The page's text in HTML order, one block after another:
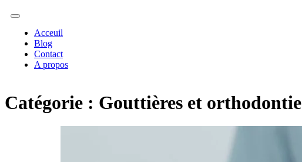
Acceuil
Blog
Contact
A propos
Catégorie : Gouttières et orthodontie